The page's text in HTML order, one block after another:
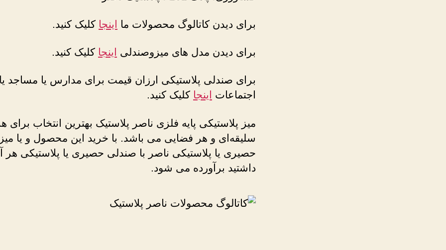
برای دیدن کاتالوگ محصولات ما اینجا کلیک کنید.
برای دیدن مدل های میزوصندلی اینجا کلیک کنید.
برای صندلی پلاستیکی ارزان قیمت برای مدارس یا مساجد یا
اجتماعات
اینجا کلیک کنید.
میز پلاستیکی پایه فلزی ناصر پلاستیک بهترین انتخاب برای
سلیقه‌ای و هر فضایی می باشد. با خرید این محصول و یا
حصیری یا پلاستیکی ناصر با صندلی حصیری یا پلاستیکی هر
داشتید برآورده می شود.